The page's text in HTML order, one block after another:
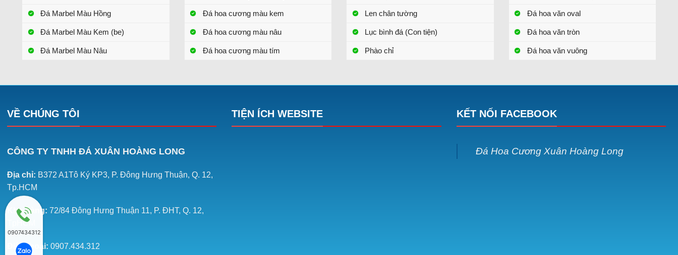
Đá Marbel Màu Hồng
Đá Marbel Màu Kem (be)
Đá Marbel Màu Nâu
Đá hoa cương màu kem
Đá hoa cương màu nâu
Đá hoa cương màu tím
Len chân tường
Lục bình đá (Con tiện)
Phào chỉ
Đá hoa văn oval
Đá hoa văn tròn
Đá hoa văn vuông
VỀ CHÚNG TÔI
CÔNG TY TNHH ĐÁ XUÂN HOÀNG LONG
Địa chỉ: B372 A1Tô Ký KP3, P. Đông Hưng Thuận, Q. 12,
Tp.HCM
Kho hàng: 72/84 Đông Hưng Thuận 11, P. ĐHT, Q. 12,
TpHCM
Điện thoại: 0907.434.312
TIỆN ÍCH WEBSITE KẾT NỐI FACEBOOK
Đá Hoa Cương Xuân Hoàng Long
0907434312